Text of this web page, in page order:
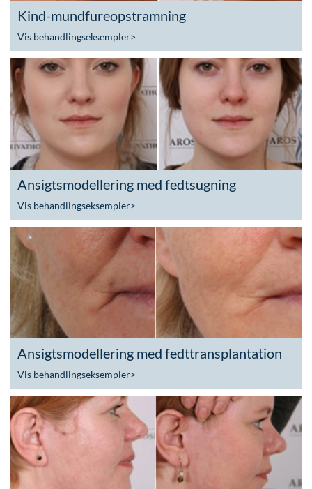
Kind-mundfureopstramning
Vis behandlingseksempler>
Ansigtsmodellering med fedtsugning
Vis behandlingseksempler>
Ansigtsmodellering med fedttransplantation
Vis behandlingseksempler>